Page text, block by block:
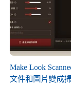
Make Look
文件和圖片變成